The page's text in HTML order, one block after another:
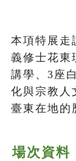
本項特展
義修士花東
講學、3座
化與宗教人
臺東在地的
場次資料